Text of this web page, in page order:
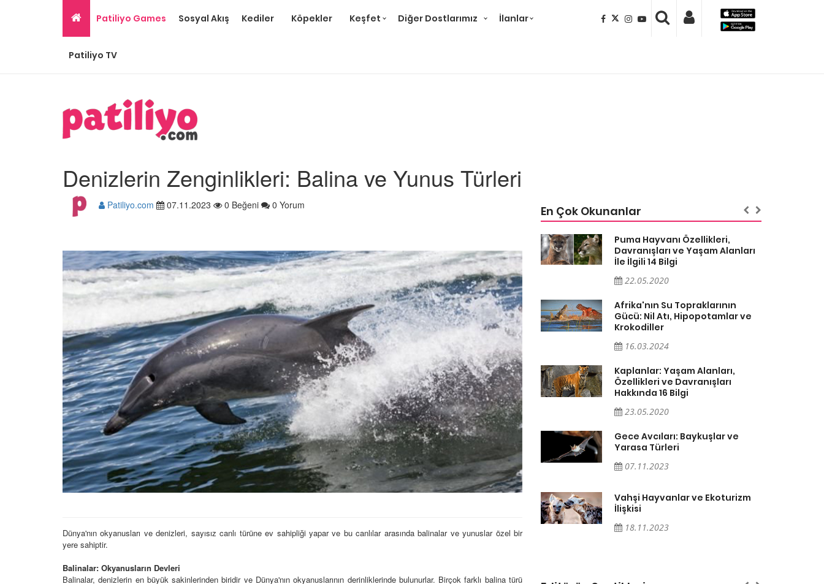
Patiliyo Games Sosyal Akış Kediler Köpekler Keşfet Diğer Dostlarımız İlanlar
Patiliyo TV
Denizlerin Zenginlikleri: Balina ve Yunus Türleri
Patiliyo.com 07.11.2023 0 Beğeni 0 Yorum
Dünya'nın okyanusları ve denizleri, sayısız canlı türüne ev sahipliği yapar ve bu canlılar arasında balinalar ve yunuslar özel bir
yere sahiptir.
Balinalar: Okyanusların Devleri
Balinalar, denizlerin en büyük sakinlerinden biridir ve Dünya'nın okyanuslarının derinliklerinde bulunurlar. Birçok farklı balina türü
En Çok Okunanlar
Davranışları ve Yaşam Alanları
İle İlgili 14 Bilgi
22.05.2020
Afrika'nın Su Topraklarının
Gücü: Nil Atı, Hipopotamlar ve
Krokodiller
16.03.2024
Kaplanlar: Yaşam Alanları,
Özellikleri ve Davranışları
Hakkında 16 Bilgi
23.05.2020
Gece Avcıları: Baykuşlar ve
Yarasa Türleri
07.11.2023
Davranışları ve Yaşam Alanları
İle İlgili 14 Bilgi
22.05.2020
Afrika'nın Su Topraklarının
Gücü: Nil Atı, Hipopotamlar ve
Krokodiller
16.03.2024
Kaplanlar: Yaşam Alanları,
Özellikleri ve Davranışları
Hakkında 16 Bilgi
23.05.2020
Gece Avcıları: Baykuşlar ve
Yarasa Türleri
07.11.2023
18.11.2023
Puma Hayvanı Özellikleri,
Davranışları ve Yaşam Alanları
İle İlgili 14 Bilgi
22.05.2020
Afrika'nın Su Topraklarının
Gücü: Nil Atı, Hipopotamlar ve
Krokodiller
16.03.2024
Kaplanlar: Yaşam Alanları,
Özellikleri ve Davranışları
Hakkında 16 Bilgi
23.05.2020
Gece Avcıları: Baykuşlar ve
Yarasa Türleri
07.11.2023
Vahşi Hayvanlar ve Ekoturizm
İlişkisi
18.11.2023